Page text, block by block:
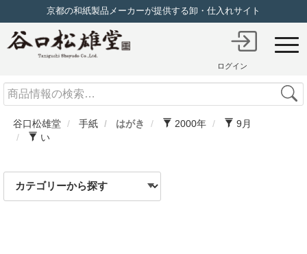
京都の和紙製品メーカーが提供する卸・仕入れサイト
ログイン
谷口松雄堂 手紙 はがき 2000年
9月
い
Search